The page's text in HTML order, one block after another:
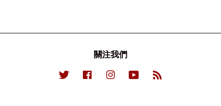
關注我們
Twitter Facebook Instagram YouTube